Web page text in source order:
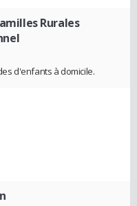
Rurales
d'enfants à domicile.